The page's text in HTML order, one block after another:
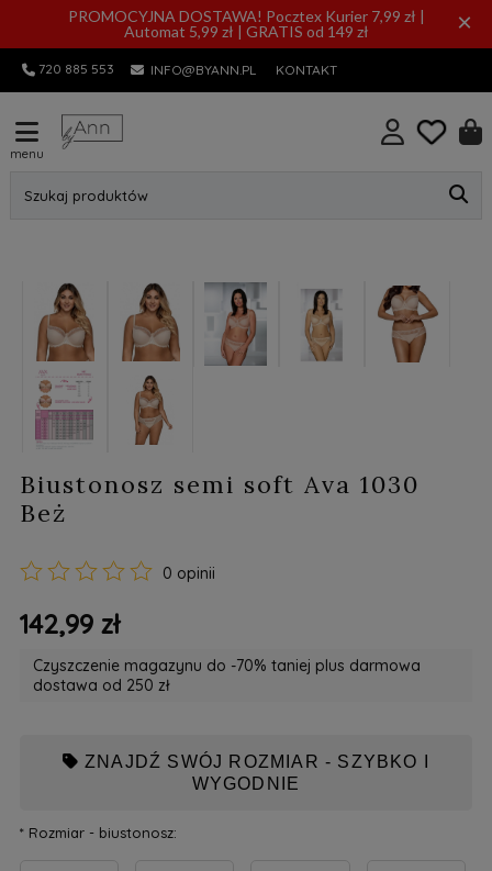
PROMOCYJNA DOSTAWA! Pocztex Kurier 7,99 zł |
Automat 5,99 zł | GRATIS od 149 zł
×
720 885 553 INFO@BYANN.PL KONTAKT
menu
Szukaj produktów
Biustonosz semi soft Ava 1030
Beż
0 opinii
142,99 zł
Czyszczenie magazynu do -70% taniej plus darmowa
dostawa od 250 zł
ZNAJDŹ SWÓJ ROZMIAR - SZYBKO I
WYGODNIE
*Rozmiar - biustonosz: